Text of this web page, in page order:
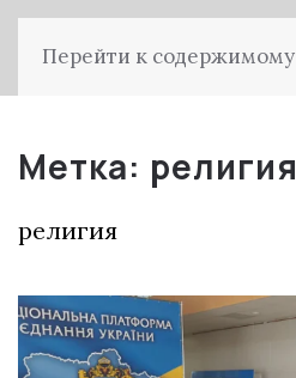
Перейти к содержимому
Метка: религия
религия